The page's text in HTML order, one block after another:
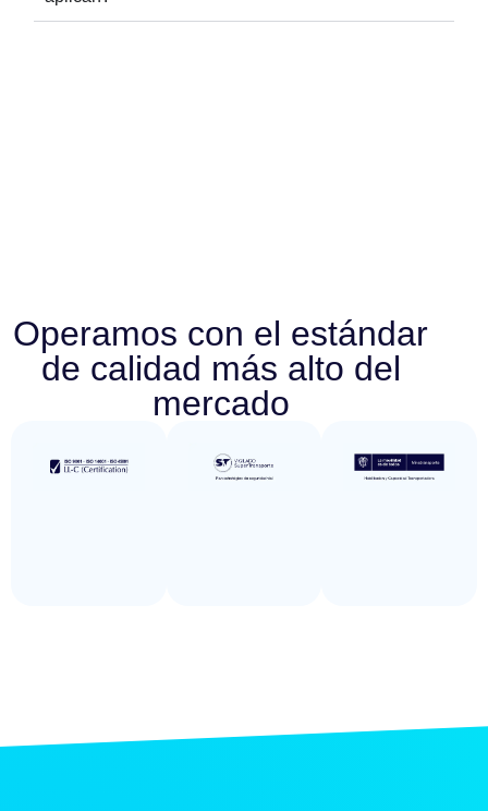
Operamos con el estándar
de calidad más alto del
mercado